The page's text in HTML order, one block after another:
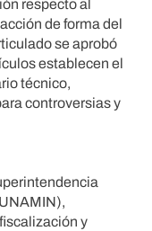
respecto al
de forma del
se aprobó
establecen el
técnico,
controversias y
y